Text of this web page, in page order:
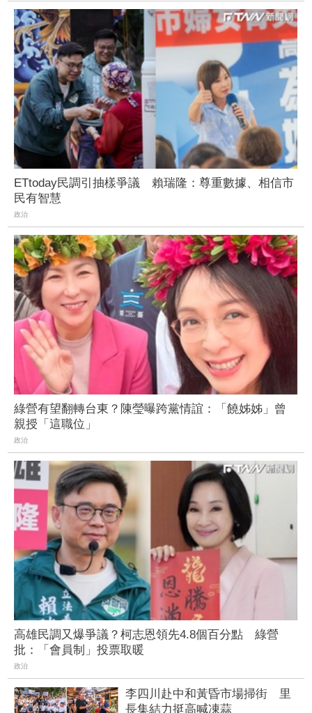
ETtoday民調引抽樣爭議 賴瑞隆：尊重數據、相信市
民有智慧
政治
綠營有望翻轉台東？陳瑩曝跨黨情誼：「饒姊姊」曾
親授「這職位」
政治
高雄民調又爆爭議？柯志恩領先4.8個百分點 綠營
批：「會員制」投票取暖
政治
李四川赴中和黃昏市場掃街 里
長集結力挺高喊凍蒜